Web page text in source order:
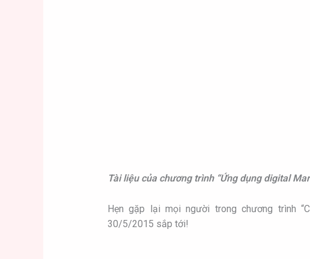
Tài liệu của chương trình “Ứng dụng digital
Hẹn gặp lại mọi người trong chương trình
30/5/2015 sắp tới!